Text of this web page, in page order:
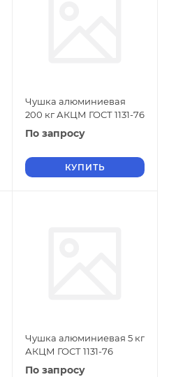
Чушка алюминиевая
200 кг АКЦМ ГОСТ 1131-76
По запросу
КУПИТЬ
Чушка алюминиевая 5 кг
АКЦМ ГОСТ 1131-76
По запросу